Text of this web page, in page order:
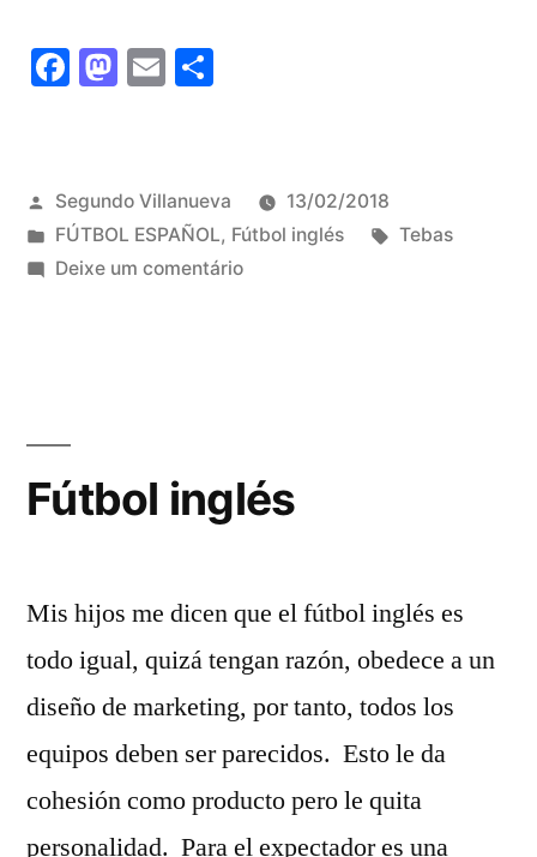
te
Facebook
Mastodon
Email
Publicado
por
Segundo Villanueva
13/02/2018
Publicado
em
FÚTBOL ESPAÑOL, Fútbol inglés Tags:
Tebas
Deixe um comentárioem
Fútbol inglés
Mis hijos me dicen que el fútbol inglés es
todo igual, quizá tengan razón, obedece a un
diseño de marketing, por tanto, todos los
equipos deben ser parecidos. Esto le da
cohesión como producto pero le quita
personalidad. Para el expectador es una